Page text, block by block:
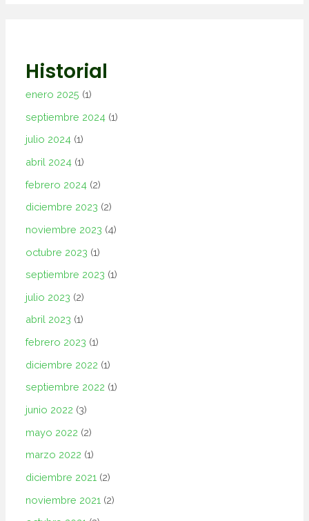
Historial
enero 2025 (1)
septiembre 2024 (1)
julio 2024 (1)
abril 2024 (1)
febrero 2024 (2)
diciembre 2023 (2)
noviembre 2023 (4)
octubre 2023 (1)
septiembre 2023 (1)
julio 2023 (2)
abril 2023 (1)
febrero 2023 (1)
diciembre 2022 (1)
septiembre 2022 (1)
junio 2022 (3)
mayo 2022 (2)
marzo 2022 (1)
diciembre 2021 (2)
noviembre 2021 (2)